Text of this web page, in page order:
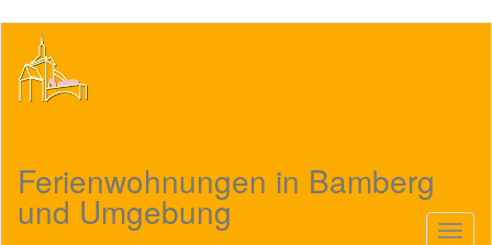
Inhalt
Ferienwohnungen in Bamberg
und Umgebung